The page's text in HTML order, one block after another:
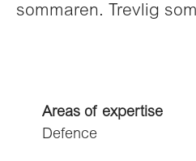
sommaren. Trevlig
Areas of expertise
Defence